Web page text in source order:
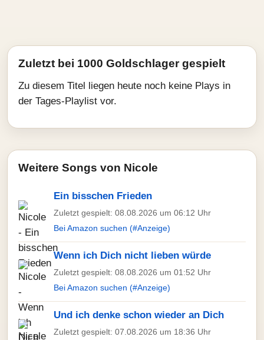
Zuletzt bei 1000 Goldschlager gespielt
Zu diesem Titel liegen heute noch keine Plays in
der Tages-Playlist vor.
Weitere Songs von Nicole
Ein bisschen Frieden
Zuletzt gespielt: 08.08.2026 um 06:12 Uhr
Bei Amazon suchen (#Anzeige)
Wenn ich Dich nicht lieben würde
Zuletzt gespielt: 08.08.2026 um 01:52 Uhr
Bei Amazon suchen (#Anzeige)
Und ich denke schon wieder an Dich
Zuletzt gespielt: 07.08.2026 um 18:36 Uhr